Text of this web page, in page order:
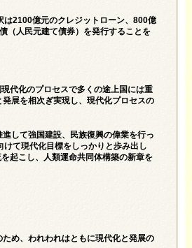
は2100億元のクレジットローン、800億
（人民元建て債券）を発行することを
代化のプロセスで多くの途上国には重
展を相次ぎ実現し、現代化プロセスの
して強国建設、民族復興の偉業を行っ
て現代化目標をしっかりと歩み出し
起こし、人類運命共同体構築の新章を
め、われわれはともに現代化と発展の